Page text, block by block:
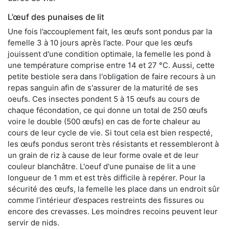
L’œuf des punaises de lit
Une fois l’accouplement fait, les œufs sont pondus par la
femelle 3 à 10 jours après l’acte. Pour que les œufs
jouissent d'une condition optimale, la femelle les pond à
une température comprise entre 14 et 27 °C. Aussi, cette
petite bestiole sera dans l'obligation de faire recours à un
repas sanguin afin de s'assurer de la maturité de ses
oeufs. Ces insectes pondent 5 à 15 œufs au cours de
chaque fécondation, ce qui donne un total de 250 œufs
voire le double (500 œufs) en cas de forte chaleur au
cours de leur cycle de vie. Si tout cela est bien respecté,
les œufs pondus seront très résistants et ressembleront à
un grain de riz à cause de leur forme ovale et de leur
couleur blanchâtre. L'oeuf d'une punaise de lit a une
longueur de 1 mm et est très difficile à repérer. Pour la
sécurité des œufs, la femelle les place dans un endroit sûr
comme l’intérieur d’espaces restreints des fissures ou
encore des crevasses. Les moindres recoins peuvent leur
servir de nids.